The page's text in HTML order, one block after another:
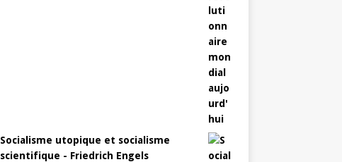
Socialisme utopique et socialisme
scientifique - Friedrich Engels